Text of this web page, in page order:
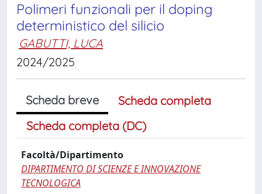
Polimeri funzionali per il doping
deterministico del silicio
GABUTTI, LUCA
2024/2025
Scheda breve
Scheda completa
Scheda completa (DC)
Facoltà/Dipartimento
DIPARTIMENTO DI SCIENZE E INNOVAZIONE
TECNOLOGICA